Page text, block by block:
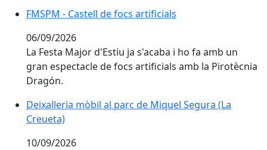
FMSPM - Castell de focs artificials
06/09/2026
La Festa Major d'Estiu ja s'acaba i ho fa amb un
gran espectacle de focs artificials amb la Pirotècnia
Dragón.
Deixalleria mòbil al parc de Miquel Segura (La
Creueta)
10/09/2026